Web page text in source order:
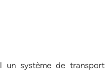
un système de transport